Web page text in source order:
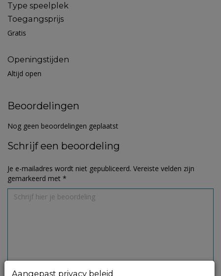
Type speelplek
Toegangsprijs
Gratis
Openingstijden
Altijd open
Beoordelingen
Nog geen beoordelingen geplaatst
Schrijf een beoordeling
Je e-mailadres wordt niet gepubliceerd. Vereiste velden zijn
gemarkeerd met *
Aangepast privacy beleid